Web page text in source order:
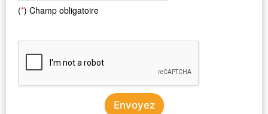
(*) Champ obligatoire
Envoyez